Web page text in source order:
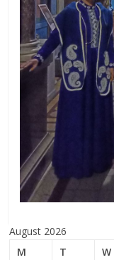
August 2026
M
T W